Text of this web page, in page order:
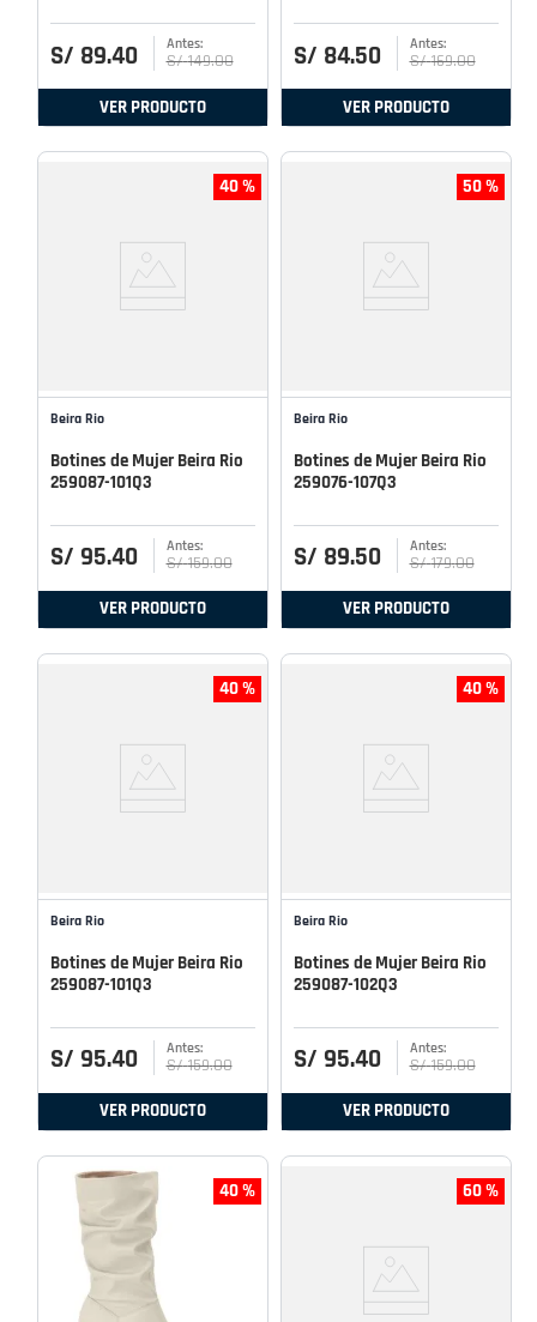
S/ 89.40 S/ 149.00
VER PRODUCTO
S/ 84.50 S/ 169.00
VER PRODUCTO
40 %
Beira Rio
Botines de Mujer Beira Rio
259087-101Q3
S/ 95.40 S/ 159.00
VER PRODUCTO
50 %
Beira Rio
Botines de Mujer Beira Rio
259076-107Q3
S/ 89.50 S/ 179.00
VER PRODUCTO
40 %
Beira Rio
Botines de Mujer Beira Rio
259087-101Q3
S/ 95.40 S/ 159.00
VER PRODUCTO
40 %
Beira Rio
Botines de Mujer Beira Rio
259087-102Q3
S/ 95.40 S/ 159.00
VER PRODUCTO
40 % 60 %